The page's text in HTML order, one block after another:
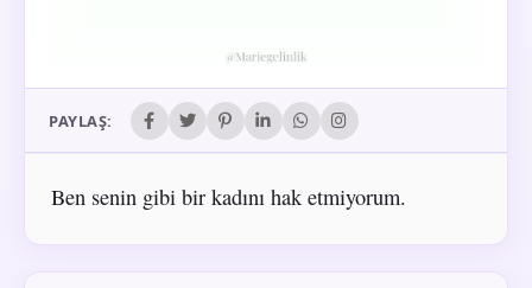
PAYLAŞ:
Ben senin gibi bir kadını hak etmiyorum.